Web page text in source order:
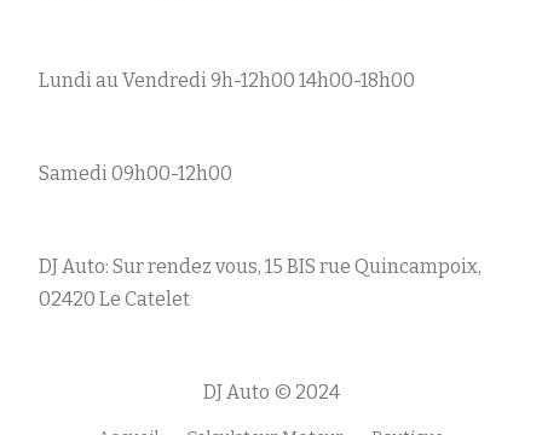
Lundi au Vendredi 9h-12h00 14h00-18h00
Samedi 09h00-12h00
DJ Auto: Sur rendez vous, 15 BIS rue Quincampoix,
02420 Le Catelet
DJ Auto © 2024